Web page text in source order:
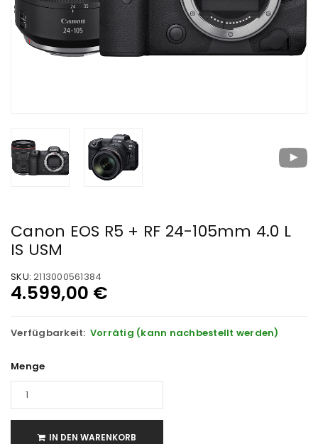
Canon EOS R5 + RF 24-105mm 4.0 L
IS USM
SKU: 2113000561384
4.599,00 €
Verfügbarkeit: Vorrätig (kann nachbestellt werden)
Menge
IN DEN WARENKORB